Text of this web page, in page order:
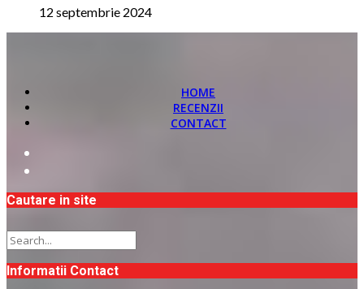
12 septembrie 2024
HOME
RECENZII
CONTACT
Cautare in site
Informatii Contact